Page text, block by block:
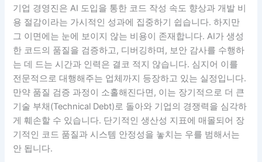
기업 경영진은 AI 도입을 통한 코드 작성 속도 향상과 개발 비
용 절감이라는 가시적인 성과에 집중하기 쉽습니다. 하지만
그 이면에는 눈에 보이지 않는 비용이 존재합니다. AI가 생성
한 코드의 품질을 검증하고, 디버깅하며, 보안 감사를 수행하
는 데 드는 시간과 인력은 결코 적지 않습니다. 심지어 이를
전문적으로 대행해주는 업체까지 등장하고 있는 실정입니다.
만약 품질 검증 과정이 소홀해진다면, 이는 장기적으로 더 큰
기술 부채(Technical Debt)로 돌아와 기업의 경쟁력을 심각하
게 훼손할 수 있습니다. 단기적인 생산성 지표에 매몰되어 장
기적인 코드 품질과 시스템 안정성을 놓치는 우를 범해서는
안 됩니다.